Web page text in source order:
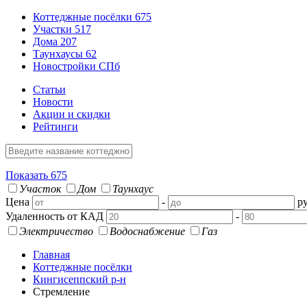
Коттеджные посёлки 675
Участки 517
Дома 207
Таунхаусы 62
Новостройки СПб
Статьи
Новости
Акции и скидки
Рейтинги
Показать 675
Участок
Дом
Таунхаус
Цена
-
Удаленность от КАД
-
Электричество
Водоснабжение
Газ
Главная
Коттеджные посёлки
Кингисеппский р-н
Стремление